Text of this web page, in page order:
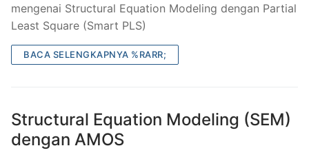
Belajar SPSS
Tutorial Olah Data
mengenai Structural Equation Modeling dengan Partial
Least Square (Smart PLS)
BACA SELENGKAPNYA %RARR;
Structural Equation Modeling (SEM)
dengan AMOS